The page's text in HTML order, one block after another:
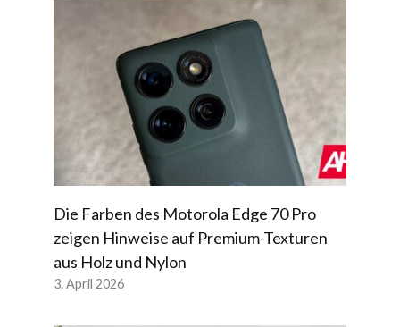
Die Farben des Motorola Edge 70 Pro
zeigen Hinweise auf Premium-Texturen
aus Holz und Nylon
3. April 2026